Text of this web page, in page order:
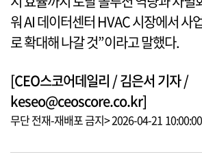
워 AI 데이터센터 HVAC 시장에서 사
로 확대해 나갈 것”이라고 말했다.
[CEO스코어데일리 / 김은서 기자 /
keseo@ceoscore.co.kr]
무단 전재-재배포 금지> 2026-04-21